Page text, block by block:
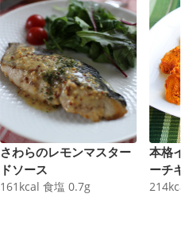
さわらのレモンマスター
ドソース
161 kcal 食塩 0.7g
本格イ
ーチキ
214kcal